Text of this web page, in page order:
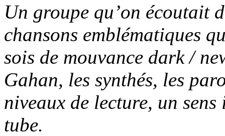
Un groupe qu’on écoutait
chansons emblématiques
sois de mouvance dark /
Gahan, les synthés, les
niveaux de lecture, un
tube.